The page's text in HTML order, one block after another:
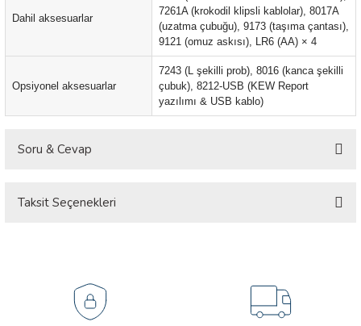
Dahil aksesuarlar
7261A (krokodil klipsli kablolar), 8017A
(uzatma çubuğu), 9173 (taşıma çantası),
9121 (omuz askısı), LR6 (AA) × 4
Opsiyonel aksesuarlar
7243 (L şekilli prob), 8016 (kanca şekilli
çubuk), 8212-USB (KEW Report
yazılımı & USB kablo)
Soru & Cevap
Ürün hakkında henüz soru sorulmamış.
Taksit Seçenekleri